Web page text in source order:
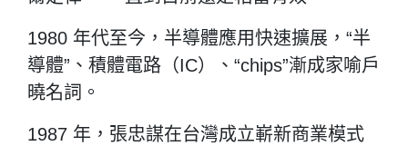
1980 年代至今，半導體應用快速擴展，“半
導體”、積體電路（IC）、“chips”漸成家喻戶
曉名詞。
1987 年，張忠謀在台灣成立嶄新商業模式